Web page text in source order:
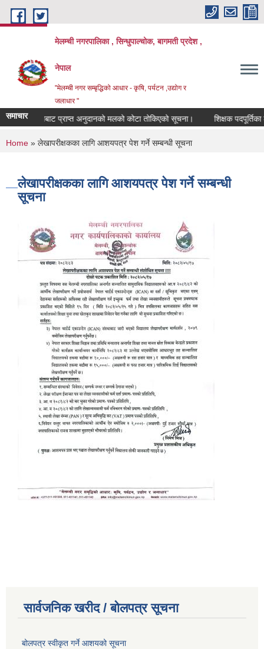
Skip to main content
मेलम्ची नगरपालिका , सिन्धुपाल्चोक, बागमती प्रदेश ,
नेपाल
"मेलम्ची नगर सम्बृद्धिको आधार - कृषि, पर्यटन ,उद्योग र
जलाधार "
समाचार
कर्पोरेशनबाट प्राप्त अनुदानको मलको कोटा तोकिएको सूचना। शिक्षक पदपूर्तिका
You are here
Home » लेखापरीक्षकका लागि आशयपत्र पेश गर्ने सम्बन्धी सूचना
लेखापरीक्षकका लागि आशयपत्र पेश गर्ने सम्बन्धी
सूचना
सार्वजनिक खरीद / बोलपत्र सूचना
बोलपत्र स्वीकृत गर्ने आशयको सूचना